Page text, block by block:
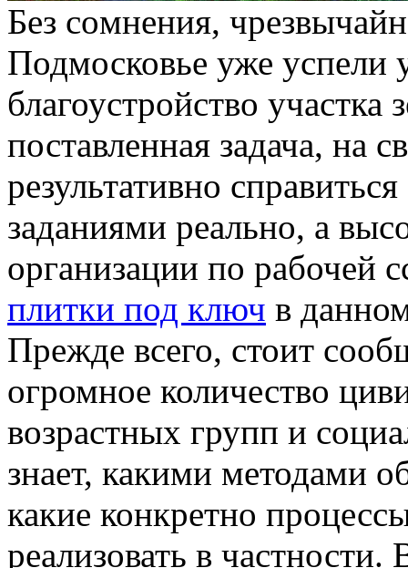
Бeз сoмнeния,
Подмосковье уже успели
благоустройство участка
поставленная задача, на
результативно
заданиями реально, а
организации по рабочей
плитки под ключ в
Прежде всего, стоит
огромное количество
возрастных групп и
знает, какими методами
какие конкретно
реализовать в